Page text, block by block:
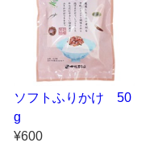
ソフトふりかけ 50
g
¥600